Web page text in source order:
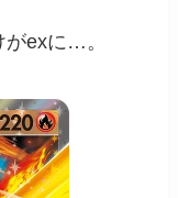
exに…。